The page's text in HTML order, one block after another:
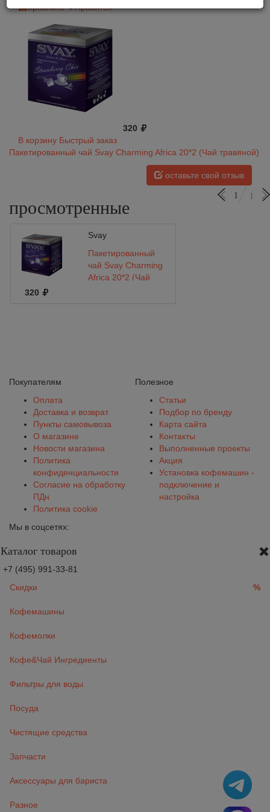
Сравнить Нравится
320
В корзину Быстрый заказ
Пакетированный чай Svay Charming Africa 20*2 (Чай травяной)
оставьте свой отзыв
просмотренные
1 1
Svay
Пакетированный
чай Svay Charming
Africa 20*2 (Чай
320
Покупателям
Оплата
Доставка и возврат
Пункты самовывоза
О магазине
Новости магазина
Политика
конфиденциальности
Согласие на обработку
ПДн
Политика cookie
Полезное
Статьи
Подбор по бренду
Карта сайта
Контакты
Выполненные проекты
Акция
Установка кофемашин -
подключение и
настройка
Мы в соцсетях:
Каталог товаров
+7 (495) 991-33-81
Скидки
%
Кофемашины
Кофемолки
Кофе&Чай Ингредиенты
Фильтры для воды
Посуда
Чистящие средства
Запчасти
Аксессуары для бариста
Разное